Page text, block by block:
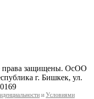
права защищены. ОсОО
г. Бишкек, ул.
и Условиями